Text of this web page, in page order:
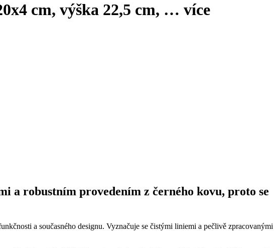
cm, výška 22,5 cm, … více
a robustním provedením z černého kovu, proto se
a současného designu. Vyznačuje se čistými liniemi a pečlivě zpracovanými